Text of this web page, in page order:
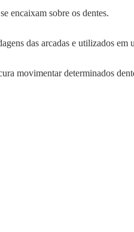
encaixam sobre os dentes.
das arcadas e utilizados em
movimentar determinados